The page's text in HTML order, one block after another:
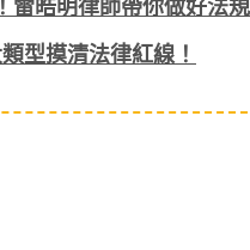
雷皓明律師帶你做好法
型摸清法律紅線！